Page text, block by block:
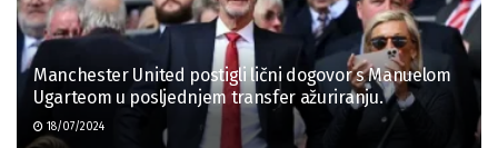
Manchester United postigli lični dogovor s Manuelom
Ugarteom u posljednjem transfer ažuriranju.
18/07/2024